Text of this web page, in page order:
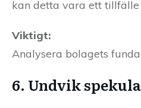
kan detta vara ett tillfälle
Viktigt:
Analysera bolagets
6. Undvik